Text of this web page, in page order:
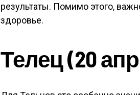
результаты. Помимо этого,
здоровье.
Телец (20